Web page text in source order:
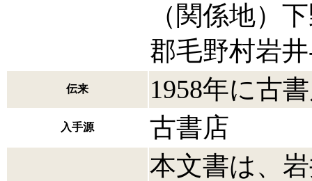
（関係地）
郡毛野村岩
伝来 1958年に古
入手源 古書店
本文書は、